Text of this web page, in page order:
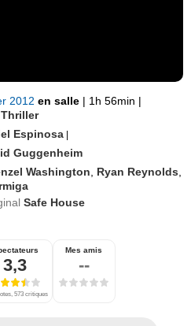
2012en salle | 1h 56min |
,Thriller
Espinosa |
Guggenheim
Washington Ryan Reynolds
Safe House
3,3
573 critiques
Mes amis
--